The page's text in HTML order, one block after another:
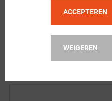
ACCEPTEREN
WEIGEREN
ppeeqq
Clear